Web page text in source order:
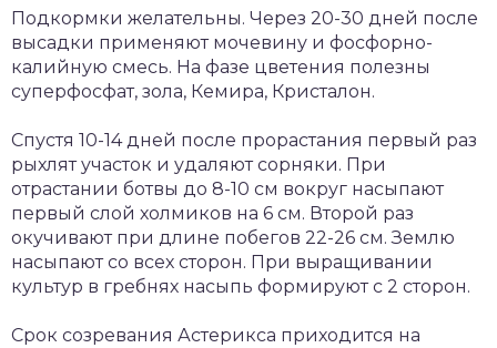
Подкормки желательны. Через 20-30 дней после
высадки применяют мочевину и фосфорно-
калийную смесь. На фазе цветения полезны
суперфосфат, зола, Кемира, Кристалон.
Спустя 10-14 дней после прорастания первый раз
рыхлят участок и удаляют сорняки. При
отрастании ботвы до 8-10 см вокруг насыпают
первый слой холмиков на 6 см. Второй раз
окучивают при длине побегов 22-26 см. Землю
насыпают со всех сторон. При выращивании
культур в гребнях насыпь формируют с 2 сторон.
Срок созревания Астерикса приходится на